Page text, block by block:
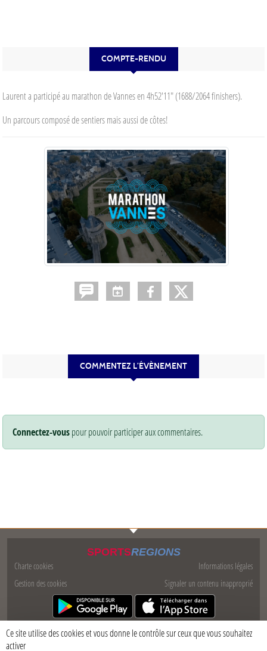
COMPTE-RENDU
Laurent a participé au marathon de Vannes en 4h52'11" (1688/2064 finishers).
Un parcours composé de sentiers mais aussi de côtes!
COMMENTEZ L’ÉVÈNEMENT
Connectez-vouspour pouvoir participer aux commentaires.
SPORTSREGIONS
Charte cookies
Gestion des cookies
Informations légales
Signaler un contenu inapproprié
Ce site utilise des cookies et vous donne le contrôle sur ceux que vous souhaitez
activer